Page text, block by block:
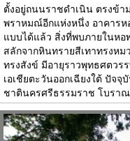
ตั้งอยู่ถนนราชดำเนิน ตรงข้
พราหมณ์อีกแห่งหนึ่ง อาคาร
แบบได้แล้ว สิ่งที่พบภายในห
สลักจากหินทรายสีเทาทรงห
ทรงสังข์ มีอายุราวพุทธศตวร
เอเชียตะวันออกเฉียงใต้ ปัจ
ชาตินครศรีธรรมราช โบรา